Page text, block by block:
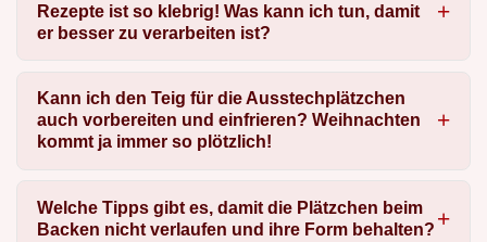
Rezepte ist so klebrig! Was kann ich tun, damit
er besser zu verarbeiten ist?
Kann ich den Teig für die Ausstechplätzchen
auch vorbereiten und einfrieren? Weihnachten
kommt ja immer so plötzlich!
Welche Tipps gibt es, damit die Plätzchen beim
Backen nicht verlaufen und ihre Form behalten?